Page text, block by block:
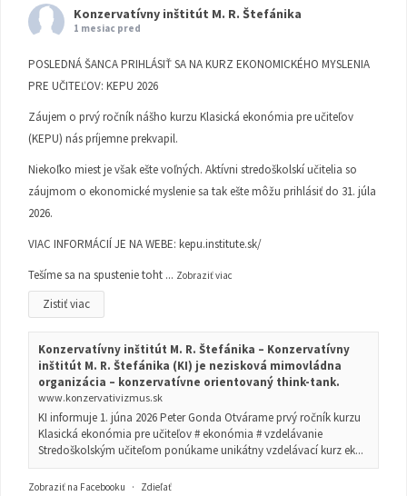
Konzervatívny inštitút M. R. Štefánika
1 mesiac pred
POSLEDNÁ ŠANCA PRIHLÁSIŤ SA NA KURZ EKONOMICKÉHO MYSLENIA
PRE UČITEĽOV: KEPU 2026
Záujem o prvý ročník nášho kurzu Klasická ekonómia pre učiteľov
(KEPU) nás príjemne prekvapil.
Niekoľko miest je však ešte voľných. Aktívni stredoškolskí učitelia so
záujmom o ekonomické myslenie sa tak ešte môžu prihlásiť do 31. júla
2026.
VIAC INFORMÁCIÍ JE NA WEBE: kepu.institute.sk/
Tešíme sa na spustenie toht ... Zobraziť viac
Zistiť viac
Konzervatívny inštitút M. R. Štefánika – Konzervatívny
inštitút M. R. Štefánika (KI) je nezisková mimovládna
organizácia – konzervatívne orientovaný think-tank.
www.konzervativizmus.sk
KI informuje 1. júna 2026 Peter Gonda Otvárame prvý ročník kurzu
Klasická ekonómia pre učiteľov # ekonómia # vzdelávanie
Stredoškolským učiteľom ponúkame unikátny vzdelávací kurz ek...
Zobraziť na Facebooku · Zdieľať